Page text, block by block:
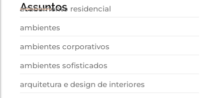
Assuntos
acabamento residencial
ambientes
ambientes corporativos
ambientes sofisticados
arquitetura e design de interiores